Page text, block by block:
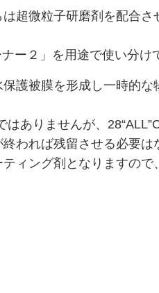
超微粒子研磨剤を配合
ー２」を用途で使い分
護被膜を形成し一時的
ありませんが、
われば残留させる必要は
ィング剤となりますの